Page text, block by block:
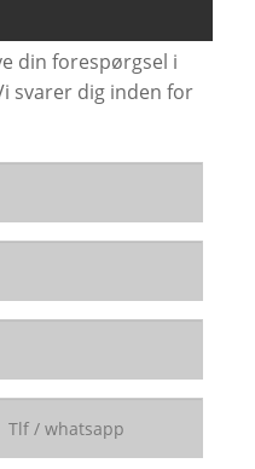
din forespørgsel i
svarer dig inden for